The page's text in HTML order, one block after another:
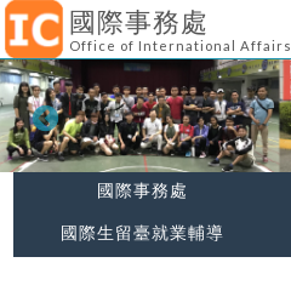
國際事務處
Office of International Affairs
國際事務處
國際生留臺就業輔導